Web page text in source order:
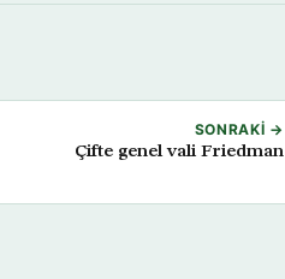
SONRAKI →
Çifte genel vali Friedman